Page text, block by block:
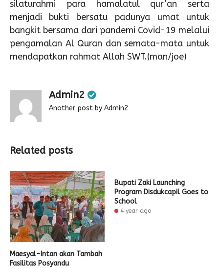
silaturahmi para hamalatul qur’an serta
menjadi bukti bersatu padunya umat untuk
bangkit bersama dari pandemi Covid-19 melalui
pengamalan Al Quran dan semata-mata untuk
mendapatkan rahmat Allah SWT.(man/joe)
Admin2
Another post by Admin2
Related posts
Maesyal-Intan akan Tambah
Fasilitas Posyandu
Bupati Zaki Launching
Program Disdukcapil Goes to
School
4 year ago